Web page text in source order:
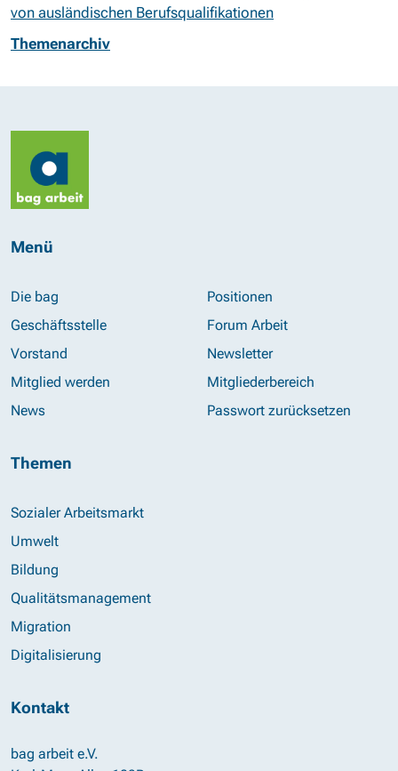
von ausländischen Berufsqualifikationen
Themenarchiv
Menü
Die bag
Geschäftsstelle
Vorstand
Mitglied werden
News
Positionen
Forum Arbeit
Newsletter
Mitgliederbereich
Passwort zurücksetzen
Themen
Sozialer Arbeitsmarkt
Umwelt
Bildung
Qualitätsmanagement
Migration
Digitalisierung
Kontakt
bag arbeit e.V.